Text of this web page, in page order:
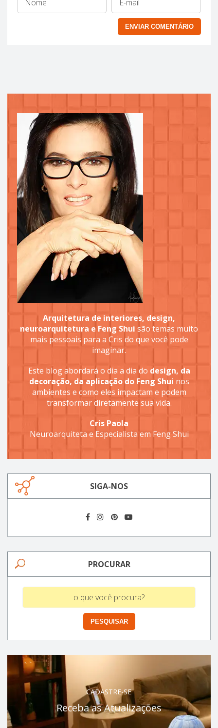
Arquitetura de interiores, design,
neuroarquitetura e Feng Shui são temas muito
mais pessoais para a Cris do que você pode
imaginar.
Este blog abordará o dia a dia do design, da
decoração, da aplicação do Feng Shui nos
ambientes e como eles impactam e podem
transformar diretamente sua vida.
Cris Paola
Neuroarquiteta e Especialista em Feng Shui
SIGA-NOS
PROCURAR
CADASTRE-SE
Receba as Atualizações